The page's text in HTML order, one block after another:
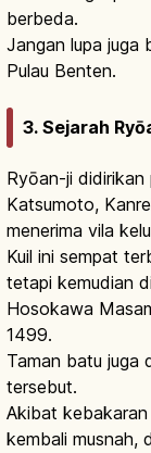
berbeda.
Jangan lupa juga
Pulau Benten.
3. Sejarah
Ryōan-ji
Katsumoto,
menerima vila
Kuil ini sempat
tetapi kemudian
Hosokawa
1499.
Taman batu juga
tersebut.
Akibat kebakaran
kembali musnah,